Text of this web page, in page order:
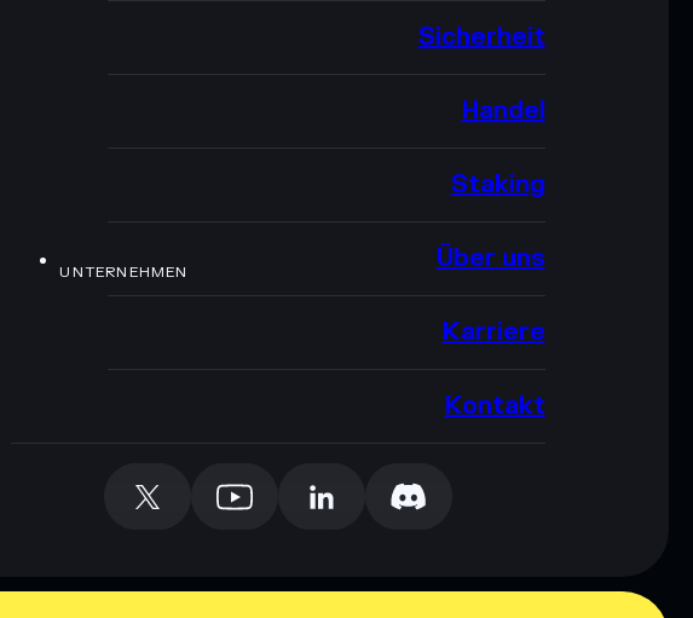
Sicherheit
Handel
Staking
UNTERNEHMEN Über uns
Karriere
Kontakt